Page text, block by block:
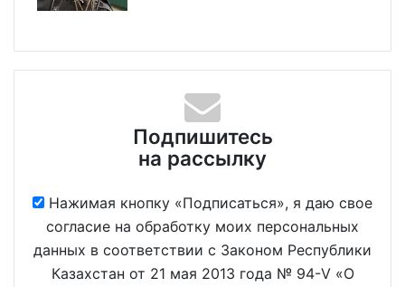
Подпишитесь
на рассылку
Нажимая кнопку «Подписаться», я даю свое
согласие на обработку моих персональных
данных в соответствии с Законом Республики
Казахстан от 21 мая 2013 года № 94-V «О